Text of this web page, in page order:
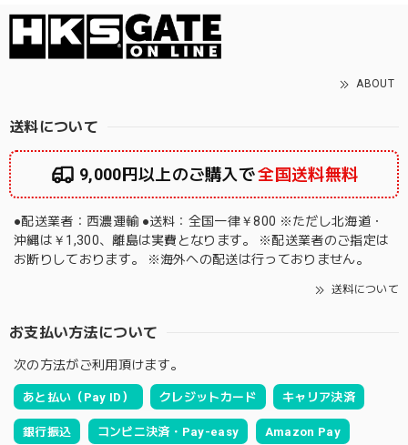
ABOUT
送料について
9,000円以上のご購入で全国送料無料
●配送業者：西濃運輸 ●送料：全国一律￥800 ※ただし北海道・
沖縄は￥1,300、離島は実費となります。 ※配送業者のご指定は
お断りしております。 ※海外への配送は行っておりません。
送料について
お支払い方法について
次の方法がご利用頂けます。
あと払い（Pay ID） クレジットカード キャリア決済
銀行振込 コンビニ決済・Pay-easy Amazon Pay